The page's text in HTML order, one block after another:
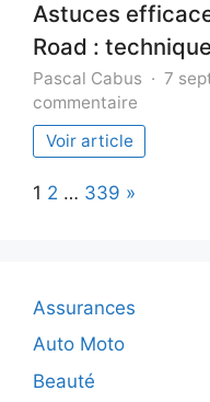
Astuces
Road :
Pascal Cabus 7
commentaire
Astuces
efficaces
Voir article
Page:
1 2 … 339 Next
»
Assurances
Auto Moto
Beauté